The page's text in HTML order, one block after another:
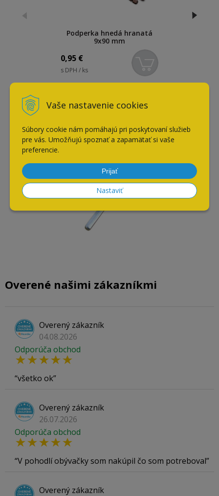
Vaše nastavenie cookies
Súbory cookie nám pomáhajú pri poskytovaní služieb
pre vás. Umožňujú spoznať a zapamätať si vaše
preferencie.
Prijať
Nastaviť
Podperka hnedá hranatá
9x90 mm
0,95 €
s DPH / ks
Naposledy navštívené
Podperka hranatá SMART
Overené našimi zákazníkmi
Overený zákazník
04.08.2026
Odporúča obchod
všetko ok
Overený zákazník
26.07.2026
Odporúča obchod
V pohodlí obývačky som nakúpil čo som potreboval
Overený zákazník